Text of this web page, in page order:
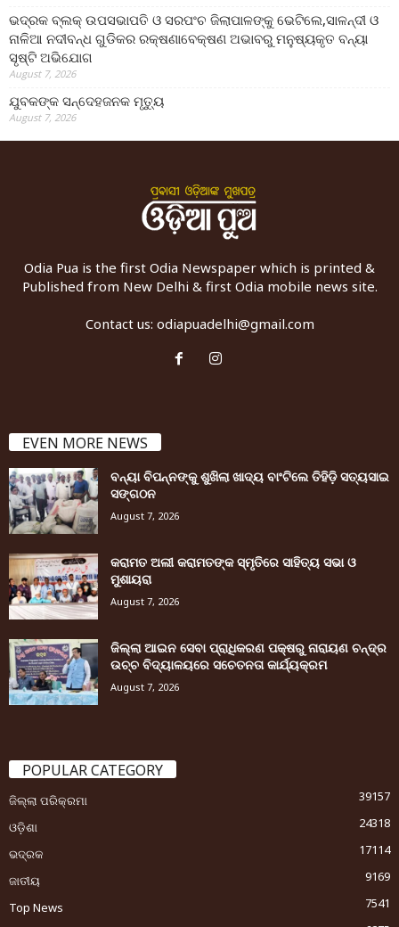
ଭଦ୍ରକ ବ୍ଲକ୍ ଉପସଭାପତି ଓ ସରପଂଚ ଜିଲାପାଳଙ୍କୁ ଭେଟିଲେ,ସାଳନ୍ଦୀ ଓ
ନାଳିଆ ନଦୀବନ୍ଧ ଗୁଡିକର ରକ୍ଷଣାବେକ୍ଷଣ ଅଭାବରୁ ମନୁଷ୍ୟକୃତ ବନ୍ୟା
ସୃଷ୍ଟି ଅଭିଯୋଗ
August 7, 2026
ଯୁବକଙ୍କ ସନ୍ଦେହଜନକ ମୃତ୍ୟୁ
August 7, 2026
Odia Pua is the first Odia Newspaper which is printed &
Published from New Delhi & first Odia mobile news site.
Contact us: odiapuadelhi@gmail.com
EVEN MORE NEWS
ବନ୍ୟା ବିପନ୍ନଙ୍କୁ ଶୁଖିଲା ଖାଦ୍ୟ ବାଂଟିଲେ ତିହିଡି଼ ସତ୍ୟସାଇ
ସଙ୍ଗଠନ
August 7, 2026
କରାମତ ଅଲୀ କରାମତଙ୍କ ସ୍ମୃତିରେ ସାହିତ୍ୟ ସଭା ଓ
ମୁଶାୟରା
August 7, 2026
ଜିଲ୍ଲା ଆଇନ ସେବା ପ୍ରାଧିକରଣ ପକ୍ଷରୁ ନାରାୟଣ ଚନ୍ଦ୍ର
ଉଚ୍ଚ ବିଦ୍ୟାଳୟରେ ସଚେତନତା କାର୍ଯ୍ୟକ୍ରମ
August 7, 2026
POPULAR CATEGORY
ଜିଲ୍ଲା ପରିକ୍ରମା
39157
ଓଡ଼ିଶା
24318
ଭଦ୍ରକ
17114
ଜାତୀୟ
9169
Top News
7541